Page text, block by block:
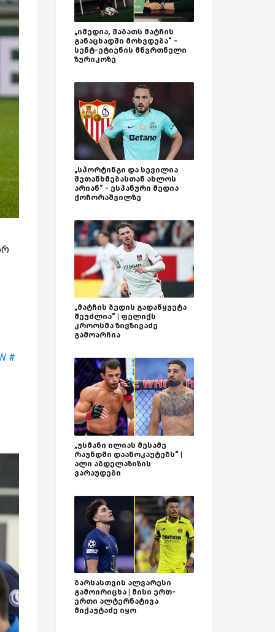
#
„იმედია, შაბათს მატჩის
განაცხადში მოხვდება“ -
სენტ-ეტიენის მწვრთნელი
ზურიკოზე
„სპორტინგი და სევილია
შეთანხმებასთან ახლოს
არიან“ - ესპანური მედია
ქოჩორაშვილზე
„მატჩის ბედის გადაწყვეტა
შეუძლია“ | ფელიქს
კროოსმა ზივზივაძე
გამოარჩია
„უსმანი ილიას მესამე
რაუნდში დაანოკაუტებს“ |
ალი აბდელაზიზის
ვარაუდები
ბარსასთვის ალვარესი
გამოირიცხა | მისი ერთ-
ერთი ალტერნატივა
მიქაუტაძე იყო